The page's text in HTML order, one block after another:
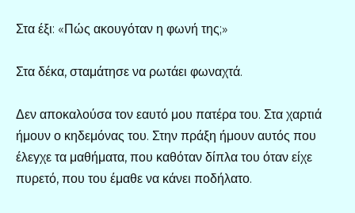
Στα έξι: «Πώς ακουγόταν η φωνή της;»
Στα δέκα, σταμάτησε να ρωτάει φωναχτά.
Δεν αποκαλούσα τον εαυτό μου πατέρα του. Στα χαρτιά
ήμουν ο κηδεμόνας του. Στην πράξη ήμουν αυτός που
έλεγχε τα μαθήματα, που καθόταν δίπλα του όταν είχε
πυρετό, που του έμαθε να κάνει ποδήλατο.